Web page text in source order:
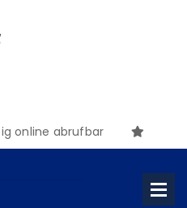
abrufbar